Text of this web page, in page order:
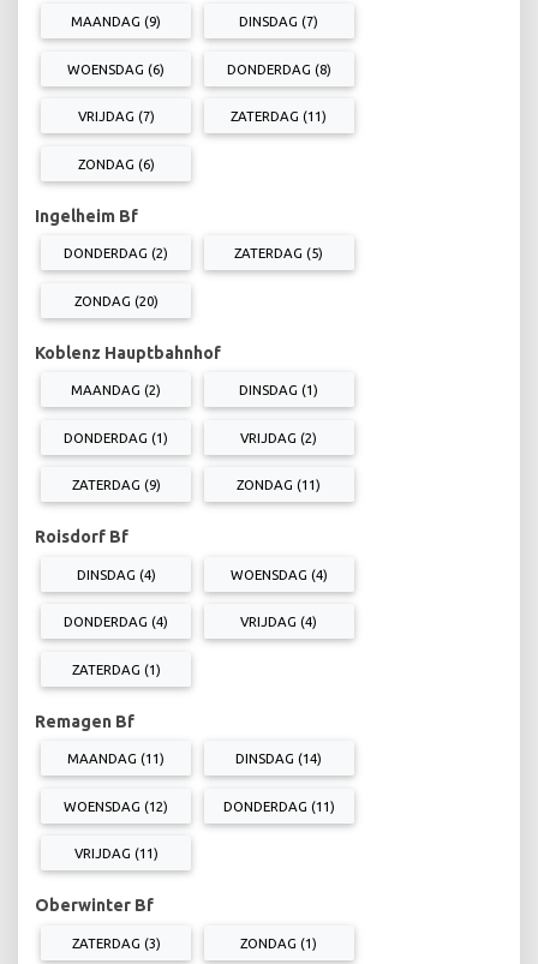
MAANDAG (9) DINSDAG (7)
WOENSDAG (6) DONDERDAG (8)
VRIJDAG (7) ZATERDAG (11)
ZONDAG (6)
Ingelheim Bf
DONDERDAG (2) ZATERDAG (5)
ZONDAG (20)
Koblenz Hauptbahnhof
MAANDAG (2) DINSDAG (1)
DONDERDAG (1) VRIJDAG (2)
ZATERDAG (9) ZONDAG (11)
Roisdorf Bf
DINSDAG (4) WOENSDAG (4)
DONDERDAG (4) VRIJDAG (4)
ZATERDAG (1)
Remagen Bf
MAANDAG (11) DINSDAG (14)
WOENSDAG (12) DONDERDAG (11)
VRIJDAG (11)
Oberwinter Bf
ZATERDAG (3) ZONDAG (1)